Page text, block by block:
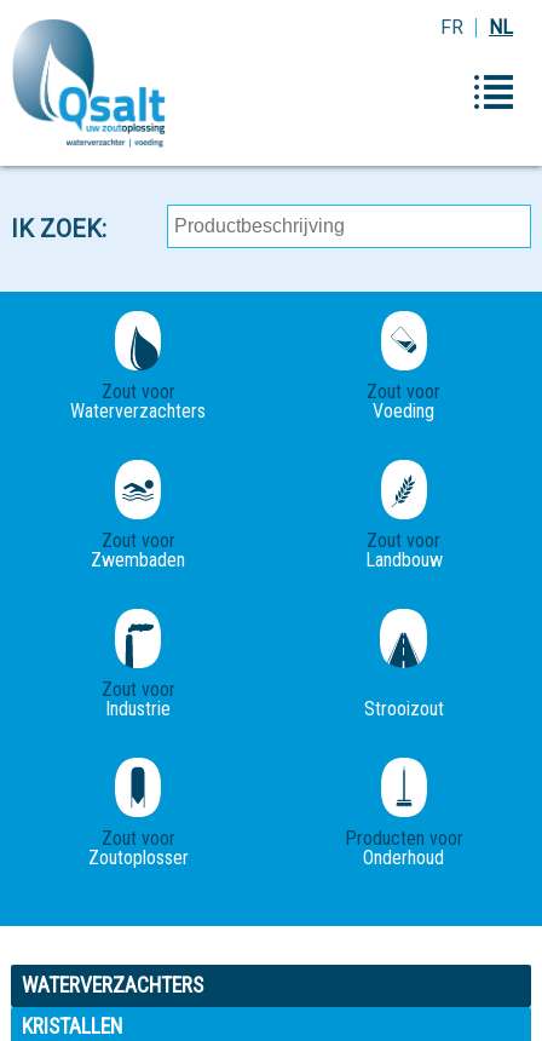
NL
FR
IK ZOEK:
Zout voor
Waterverzachters
Zout voor
Voeding
Zout voor
Zwembaden
Zout voor
Landbouw
Zout voor
Industrie
Strooizout
Zout voor
Zoutoplosser
Producten voor
Onderhoud
WATERVERZACHTERS
KRISTALLEN